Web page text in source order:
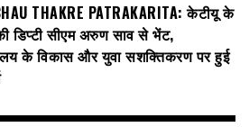
THAKRE PATRAKARITA: केटीयू के
डिप्टी सीएम अरुण साव से भेंट,
के विकास और युवा सशक्तिकरण पर हुई